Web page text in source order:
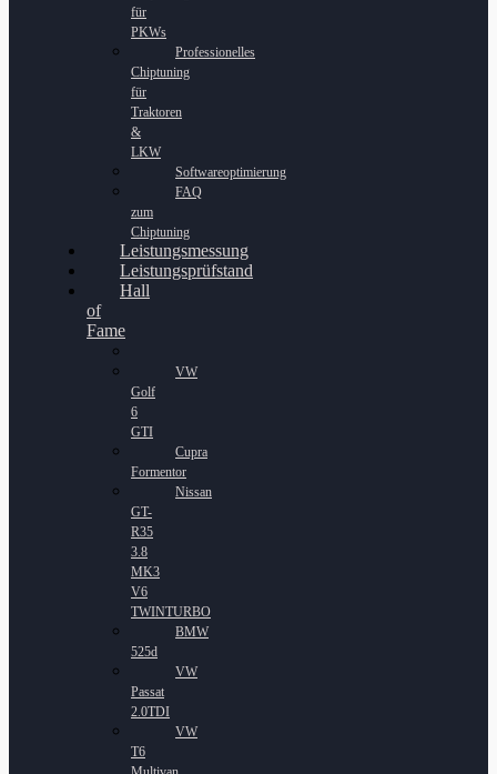
für
PKWs
Professionelles
Chiptuning
für
Traktoren
&
LKW
Softwareoptimierung
FAQ
zum
Chiptuning
Leistungsmessung
Leistungsprüfstand
Hall
of
Fame
VW
Golf
6
GTI
Cupra
Formentor
Nissan
GT-
R35
3.8
MK3
V6
TWINTURBO
BMW
525d
VW
Passat
2.0TDI
VW
T6